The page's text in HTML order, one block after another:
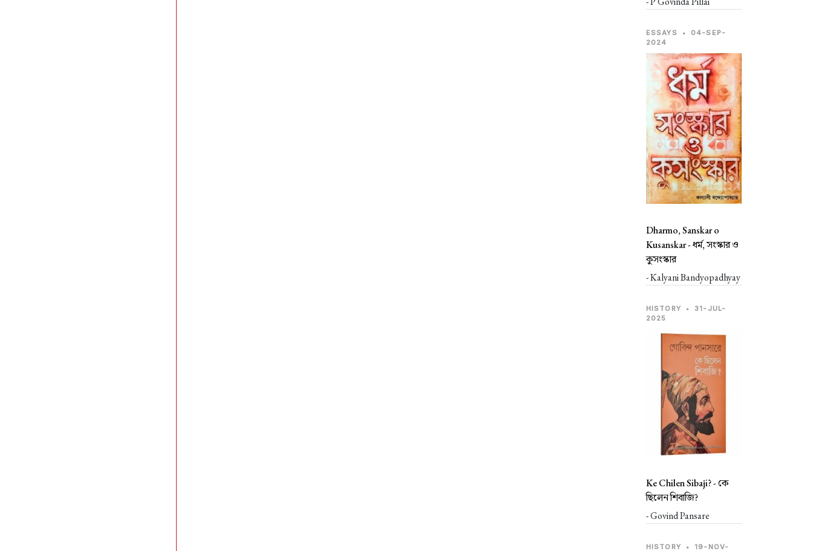
ESSAYS •
04-SEP-
2024
Dharmo, Sanskar o
Kusanskar -ধর্ম, সংস্কার ও
কুসংস্কার
- Kalyani Bandyopadhyay
HISTORY •
31-JUL-
2025
Ke Chilen Sibaji? -কে
ছিলেন শিবাজি?
- Govind Pansare
HISTORY • 19-NOV-